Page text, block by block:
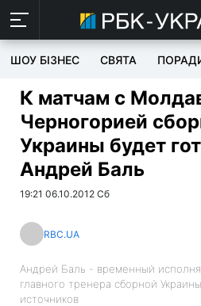
ШОУ БІЗНЕС СВЯТА
К матчам с
Черногорией
Украины будет
Андрей Баль
19:21 06.10.2012 Сб
RBC.UA
Андрей Баль - временный
главного тренера сборной
источников